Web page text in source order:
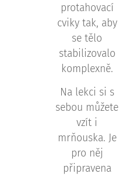
protahovací
cviky tak, aby
se tělo
stabilizovalo
komplexně.
Na lekci si s
sebou můžete
vzít i
mrňouska. Je
pro něj
připravena